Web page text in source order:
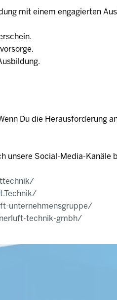
mit einem engagierten
Du die Herausforderung
unsere Social-Media-Kanäle
unternehmensgruppe/
technik-gmbh/